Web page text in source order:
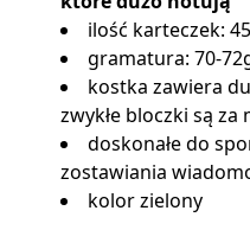
ilość karteczek:
gramatura: 70-
kostka zawiera
zwykłe bloczki są za
doskonałe do
zostawiania
kolor zielony